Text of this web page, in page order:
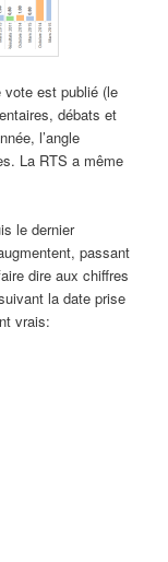
vote est publié (le
débats et
l’angle
La RTS a même
le dernier
passant
dire aux chiffres
la date prise
vrais: